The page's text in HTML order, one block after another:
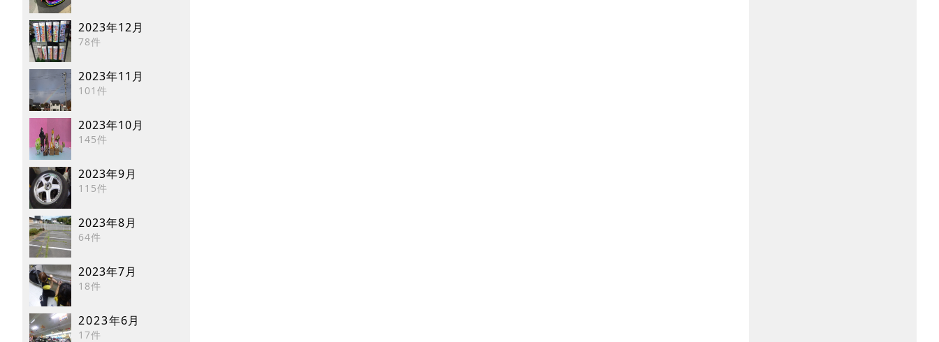
2023年12月
78件
2023年11月
101件
2023年10月
145件
2023年9月
115件
2023年8月
64件
2023年7月
18件
2023年6月
17件